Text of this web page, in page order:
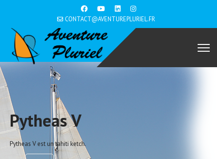
CONTACT@AVENTUREPLURIEL.FR
Pytheas V
Pytheas V est un tahiti ketch.